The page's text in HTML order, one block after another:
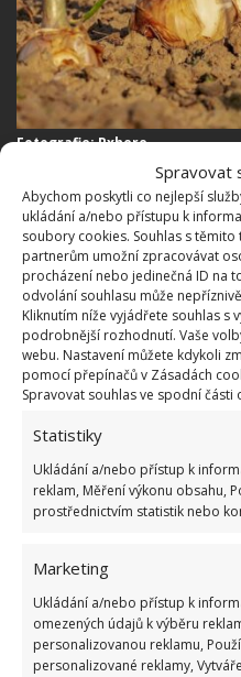
Spravovat
Abychom poskytli co nejlepší
ukládání a/nebo přístupu k
soubory cookies. Souhlas s
partnerům umožní zpracovávat
procházení nebo jedinečná ID na
odvolání souhlasu může
Kliknutím níže vyjádřete souhlas s
podrobnější rozhodnutí. Vaše
webu. Nastavení můžete kdykoli
pomocí přepínačů v Zásadách
Spravovat souhlas ve spodní části
Statistiky
Ukládání a/nebo přístup k
reklam, Měření výkonu obsahu,
prostřednictvím statistik nebo
Marketing
Ukládání a/nebo přístup k
omezených údajů k výběru
personalizovanou reklamu,
personalizované reklamy,
Fotografie: Pxhere
Třikrát během vegetace
kvasnicovým nálevem.
měď, železo a vitamíny
jednoduchá. Kostku
litru teplé vody,
odstát. Tuto směs pak
vody a cibuli zalijte.
můžete začít již v červnu.
uskladnění však
srpnu. Sklizenou cibuli
však být na přímém
kde by trpěla vlhkostí z
Zdroj:Cpykami